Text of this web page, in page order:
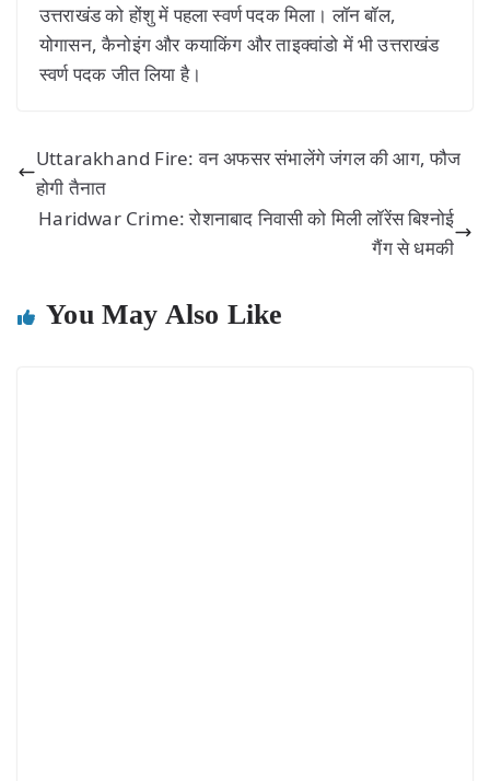
उत्तराखंड को होंशु में पहला स्वर्ण पदक मिला। लॉन बॉल,
योगासन, कैनोइंग और कयाकिंग और ताइक्वांडो में भी उत्तराखंड
स्वर्ण पदक जीत लिया है।
Uttarakhand Fire: वन अफसर संभालेंगे जंगल की आग, फौज
होगी तैनात
Haridwar Crime: रोशनाबाद निवासी को मिली लॉरेंस बिश्नोई
गैंग से धमकी
You May Also Like